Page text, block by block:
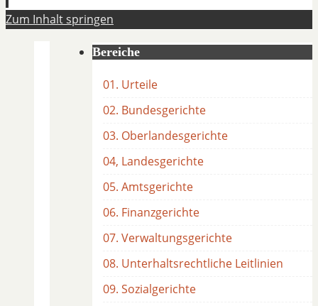
Zum Inhalt springen
Bereiche
01. Urteile
02. Bundesgerichte
03. Oberlandesgerichte
04, Landesgerichte
05. Amtsgerichte
06. Finanzgerichte
07. Verwaltungsgerichte
08. Unterhaltsrechtliche Leitlinien
09. Sozialgerichte